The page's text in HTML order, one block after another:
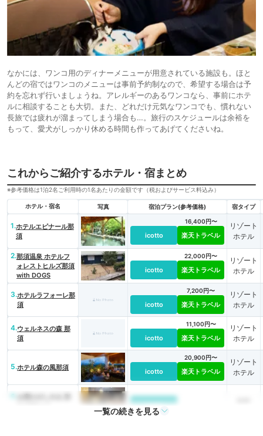
なかには、ワンコ用のディナーメニューが用意されている施設も。ほと
んどの宿ではワンコのメニューは事前予約制なので、希望する場合は予
約を忘れず行いましょうね。アレルギーのあるワンコなら、事前にホテ
ルに相談することも大切。また、どれだけ元気なワンコでも、慣れない
長旅では疲れが溜まってしまう場合も…。旅行のスケジュールは余裕を
もって、愛犬がしっかり休める時間も作ってあげてくださいね。
これからご紹介するホテル・宿まとめ
※参考価格は1泊2名ご利用時の1名あたりの金額です（税およびサービス料込み）
ホテル・宿名 写真 宿泊プラン(参考価格) 宿タイプ
1.ホテルエピナール那
須
icotto
16,400円〜
楽天トラベル
リゾート
ホテル
2.那須温泉 ホテルフ
ォレストヒルズ那須
with DOGS
icotto
22,000円〜
楽天トラベル
リゾート
ホテル
3.ホテルラフォーレ那
須
icotto
7,200円〜
楽天トラベル
リゾート
ホテル
4.ウェルネスの森 那
須
icotto
11,100円〜
楽天トラベル
リゾート
ホテル
5.ホテル森の風那須 icotto
20,900円〜
楽天トラベル
リゾート
ホテル
icotto
一覧の続きを見る